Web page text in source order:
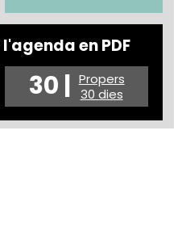
en PDF
30 | Propers
30 dies